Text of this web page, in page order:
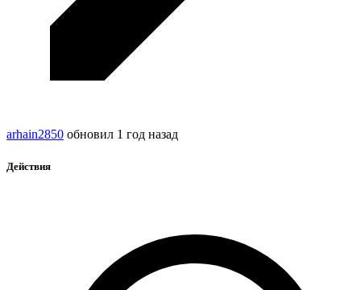
arhain2850 обновил 1 год назад
Действия